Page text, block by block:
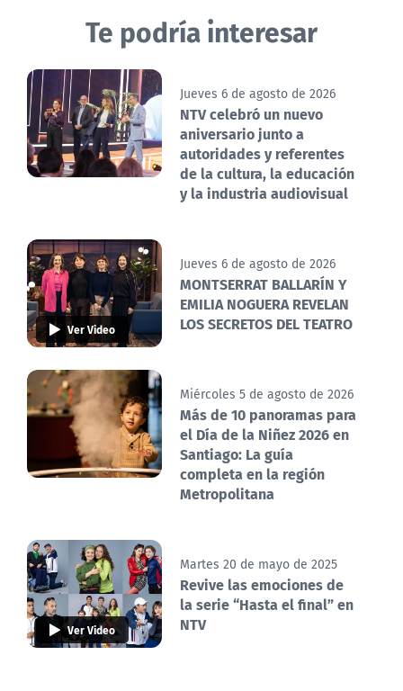
Te podría interesar
Jueves 6 de agosto de 2026
NTV celebró un nuevo
aniversario junto a
autoridades y referentes
de la cultura, la educación
y la industria audiovisual
Ver Video
Jueves 6 de agosto de 2026
MONTSERRAT BALLARÍN Y
EMILIA NOGUERA REVELAN
LOS SECRETOS DEL TEATRO
Miércoles 5 de agosto de 2026
Más de 10 panoramas para
el Día de la Niñez 2026 en
Santiago: La guía
completa en la región
Metropolitana
Ver Video
Martes 20 de mayo de 2025
Revive las emociones de
la serie “Hasta el final” en
NTV